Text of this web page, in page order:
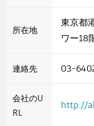
所在地
東京都
ワー18
連絡先 03-
会社のU
RL
http://